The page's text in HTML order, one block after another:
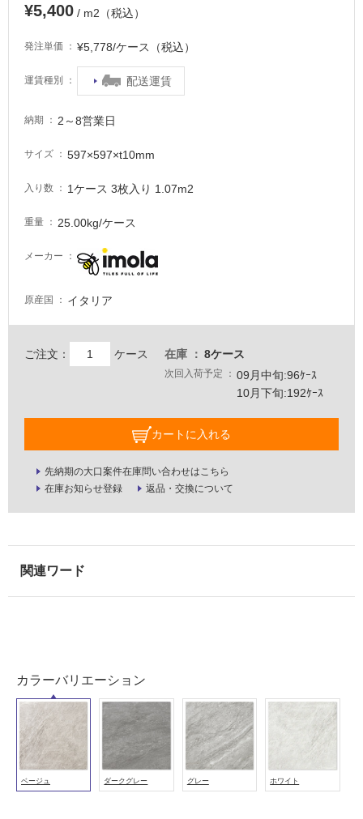
¥5,400 / m2（税込）
発注単価 ¥5,778/ケース（税込）
運賃種別 配送運賃
納期 2～8営業日
サイズ 597×597×t10mm
入り数 1ケース 3枚入り 1.07m2
重量 25.00kg/ケース
メーカー
原産国 イタリア
ご注文： ケース 在庫 8ケース
次回入荷予定
09月中旬:96ｹｰｽ
10月下旬:192ｹｰｽ
カートに入れる
先納期の大口案件在庫問い合わせはこちら
在庫お知らせ登録
返品・交換について
カラーバリエーション
ベージュ ダークグレー グレー ホワイト
し
る
が
注
意
必
適
て
な
屋
屋
壁・
用
冷
以